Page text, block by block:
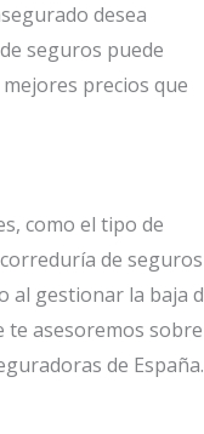
desea
seguros puede
precios que
como el tipo de
de seguros
al gestionar la baja
te asesoremos sobre
de España.